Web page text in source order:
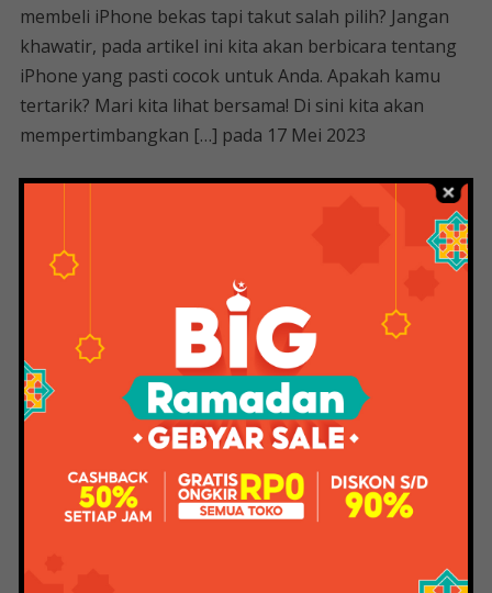
membeli iPhone bekas tapi takut salah pilih? Jangan
khawatir, pada artikel ini kita akan berbicara tentang
iPhone yang pasti cocok untuk Anda. Apakah kamu
tertarik? Mari kita lihat bersama! Di sini kita akan
mempertimbangkan […] pada 17 Mei 2023
Langkah Praktis iPhone 5+ Cara Membuka Control
Center iPhone Cara Membuka Control Center iPhone
– Tahukah Anda Control Center di iPhone, iPad atau
iPod Touch? Jika belum, jangan khawatir karena pada
artikel kali ini kita akan membahas secara detail cara
membuat dan menggunakan control center yang
keren ini. Tidak hanya itu, kami akan memberi tahu
Anda cara mengatur Pusat Kontrol jadi […] 16 Mei 2023
Langkah download story IG iPhone 6+ di iPhone,
gampang banget! Cara download story IG di iPhone –
Halo guys! Pernahkah Anda ingin merekam cerita IG
melakukannya? Terkadang sulit, terutama jika Anda